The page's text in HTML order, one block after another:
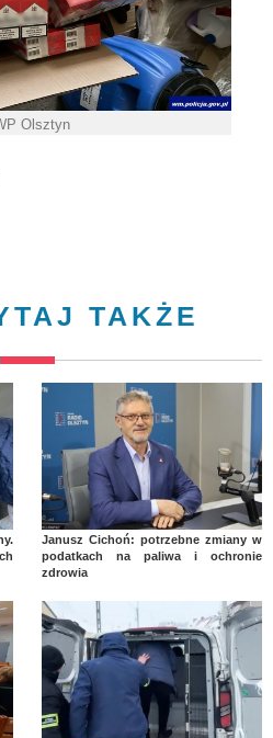
Olsztyn
TAKŻE
Janusz Cichoń: potrzebne zmiany w
podatkach na paliwa i ochronie
zdrowia